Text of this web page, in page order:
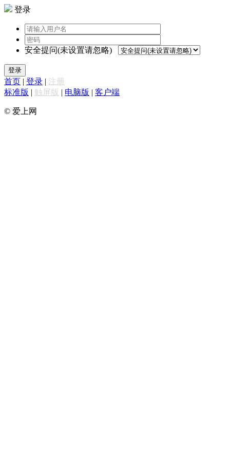
登录
安全提问(未设置请忽略)
登录
首页 | 登录 | 注册
标准版 | 触屏版 | 电脑版 | 客户端
© 爱上网